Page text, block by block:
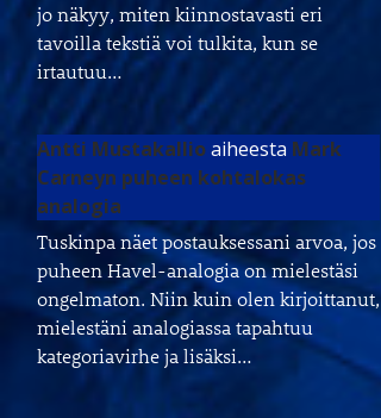
jo näkyy, miten kiinnostavasti eri
tavoilla tekstiä voi tulkita, kun se
irtautuu…
Antti Mustakallioaiheesta Mark
Carneyn puheen kohtalokas
analogia
Tuskinpa näet postauksessani arvoa, jos
puheen Havel-analogia on mielestäsi
ongelmaton. Niin kuin olen kirjoittanut,
mielestäni analogiassa tapahtuu
kategoriavirhe ja lisäksi…